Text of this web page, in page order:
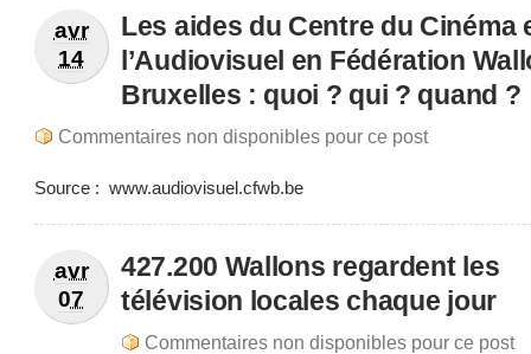
avr
14
Les aides du Centre du Cinéma
l’Audiovisuel en Fédération
Bruxelles : quoi ? qui ? quand ?
Commentaires non disponibles pour ce post
Source : www.audiovisuel.cfwb.be
avr
07
427.200 Wallons regardent les
télévision locales chaque jour
Commentaires non disponibles pour ce post